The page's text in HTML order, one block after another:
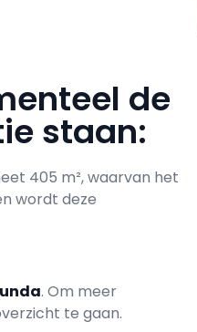
de
staan:
405 m², waarvan het
wordt deze
. Om meer
te gaan.